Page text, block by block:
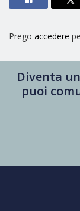
Prego accedere
Diventa
puoi